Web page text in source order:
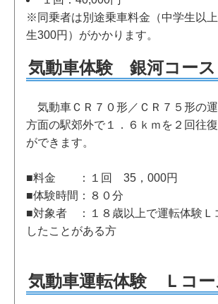
※同乗者は別途乗車料金（中学生以
生300円）がかかります。
気動車体験 銀河コース
気動車ＣＲ７０形／ＣＲ７５形の
方面の駅郊外で１．６ｋｍを２回往
ができます。
■料金 ：１回 35，000円
■体験時間：８０分
■対象者 ：１８歳以上で運転体験Ｌ
したことがある方
気動車運転体験 Ｌコー